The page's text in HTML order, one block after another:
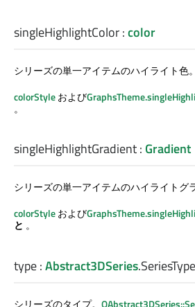
singleHighlightColor:color
シリーズの単一アイテムのハイライト色。
colorStyleおよび
。
singleHighlightGradient: Gradient
シリーズの単一アイテムのハイライトグ
colorStyleおよび
と 。
type:Abstract3DSeries.SeriesType
シリーズのタイプ。